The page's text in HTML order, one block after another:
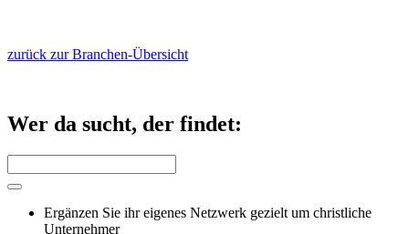
zurück zur Branchen-Übersicht
Wer da sucht, der findet:
Ergänzen Sie ihr eigenes Netzwerk gezielt um christliche
Unternehmer